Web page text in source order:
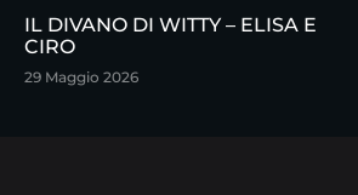
IL DIVANO DI WITTY – ELISA E
CIRO
29 Maggio 2026